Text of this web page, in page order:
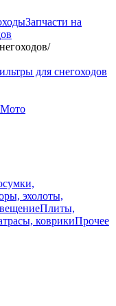
Запчасти на
/
для снегоходов
Мото
эхолоты,
Плиты,
коврикиПрочее